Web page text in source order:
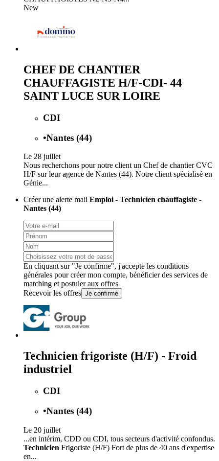
New
CHEF DE CHANTIER
CHAUFFAGISTE H/F-CDI- 44
SAINT LUCE SUR LOIRE
CDI
•Nantes (44)
Le 28 juillet
Nous recherchons pour notre client un Chef de chantier CVC
H/F sur leur agence de Nantes (44). Notre client spécialisé en
Génie...
Créer une alerte mail Emploi - Technicien chauffagiste -
Nantes (44)
En cliquant sur "Je confirme", j'accepte les conditions
générales pour créer mon compte, bénéficier des services de
matching et postuler aux offres
Recevoir les offres Je confirme
Technicien frigoriste (H/F) - Froid
industriel
CDI
•Nantes (44)
Le 20 juillet
...en intérim, CDD ou CDI, tous secteurs d'activité confondus.
Technicien Frigoriste (H/F) Fort de plus de 40 ans d'expertise
en...